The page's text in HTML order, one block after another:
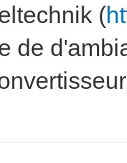
(
de